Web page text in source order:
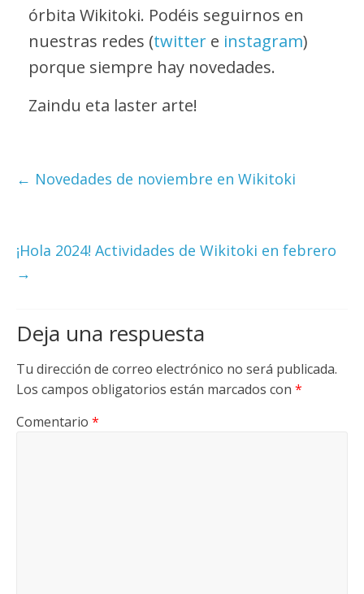
órbita Wikitoki. Podéis seguirnos en
nuestras redes (twittere instagram)
porque siempre hay novedades.
Zaindu eta laster arte!
← Novedades de noviembre en Wikitoki
¡Hola 2024! Actividades de Wikitoki en febrero
→
Deja una respuesta
Tu dirección de correo electrónico no será publicada.
Los campos obligatorios están marcados con *
Comentario *